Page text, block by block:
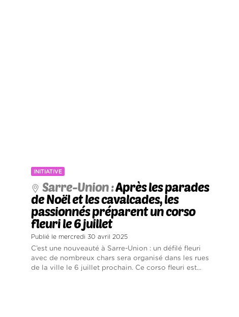
INITIATIVE
Sarre-Union :Après les parades
de Noël et les cavalcades, les
passionnés préparent un corso
fleuri le 6 juillet
Publié le mercredi 30 avril 2025
C’est une nouveauté à Sarre-Union : un défilé fleuri
avec de nombreux chars sera organisé dans les rues
de la ville le 6 juillet prochain. Ce corso fleuri est...